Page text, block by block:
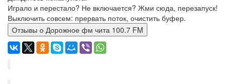
Играло и перестало? Не включается? Жми сюда, перезапуск!
Выключить совсем: прервать поток, очистить буфер.
Отзывы о Дорожное фм чита 100.7 FM